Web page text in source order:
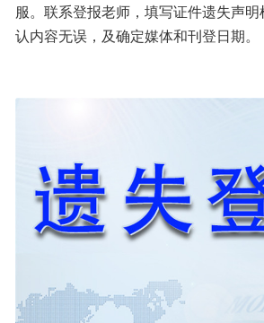
服。联系登报老师，填写证件遗失声
认内容无误，及确定媒体和刊登日期。